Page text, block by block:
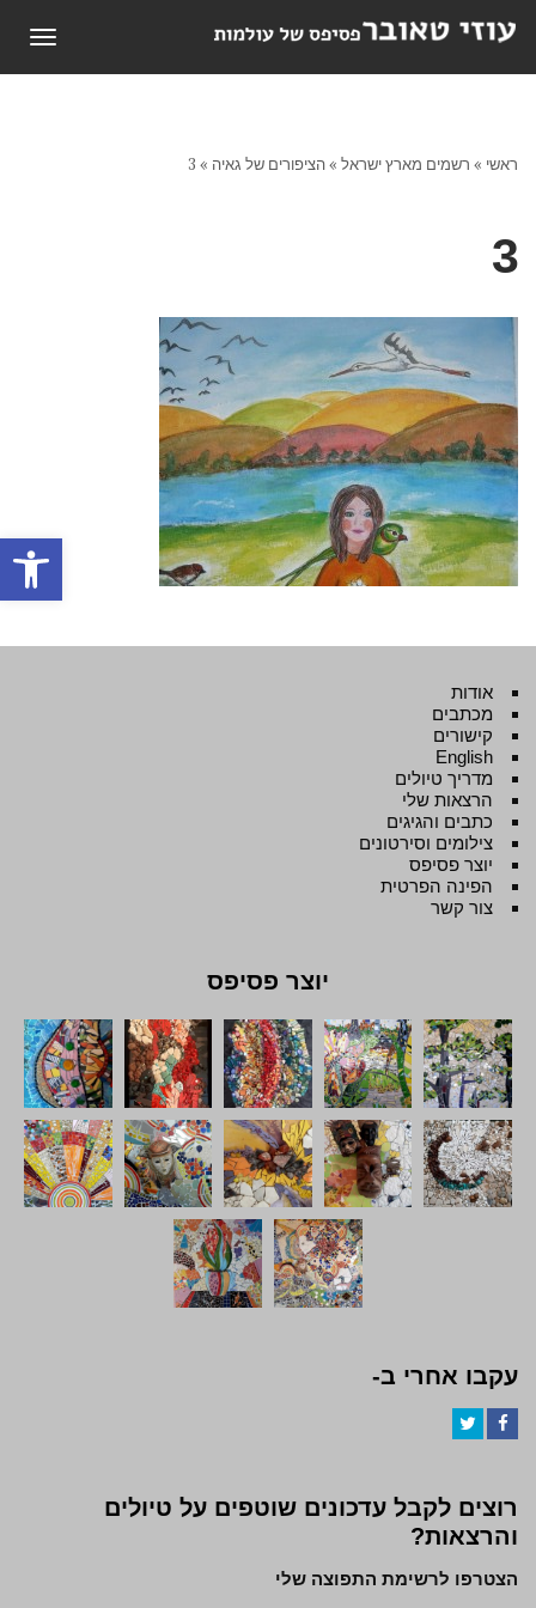
פתח
ראשי » רשמים מארץ ישראל »הציפורים של גאיה »
3
3
אודות
מכתבים
קישורים
English
מדריך טיולים
הרצאות שלי
כתבים והגיגים
צילומים וסירטונים
יוצר פסיפס
הפינה הפרטית
צור קשר
יוצר פסיפס
עקבו אחרי ב-
רוצים לקבל עדכונים שוטפים על טיולים
והרצאות?
הצטרפו לרשימת התפוצה שלי